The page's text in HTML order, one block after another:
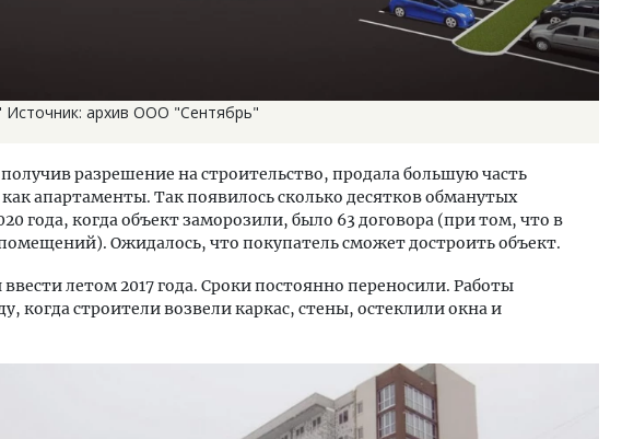
Источник: архив ООО "Сентябрь"
разрешение на строительство, продала большую часть
апартаменты. Так появилось сколько десятков обманутых
года, когда объект заморозили, было 63 договора (при том, что в
Ожидалось, что покупатель сможет достроить объект.
летом 2017 года. Сроки постоянно переносили. Работы
когда строители возвели каркас, стены, остеклили окна и